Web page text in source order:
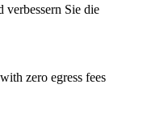
Sie die
zero egress fees